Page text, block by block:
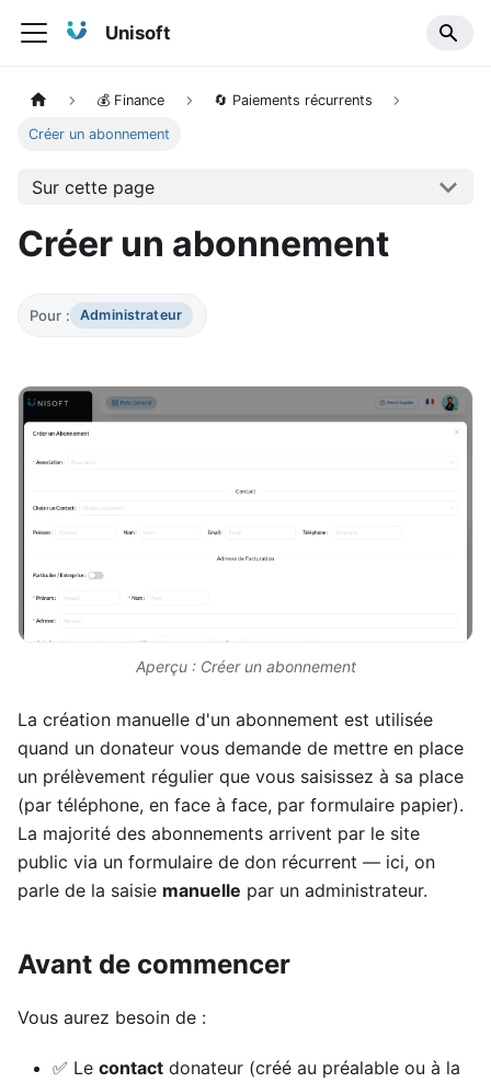
Unisoft
💰 Finance 🔄 Paiements récurrents
Créer un abonnement
Sur cette page
Créer un abonnement
Pour : Administrateur
Aperçu : Créer un abonnement
La création manuelle d'un abonnement est utilisée
quand un donateur vous demande de mettre en place
un prélèvement régulier que vous saisissez à sa place
(par téléphone, en face à face, par formulaire papier).
La majorité des abonnements arrivent par le site
public via un formulaire de don récurrent — ici, on
parle de la saisie manuelle par un administrateur.
Avant de commencer
Vous aurez besoin de :
✅ Le contact donateur (créé au préalable ou à la